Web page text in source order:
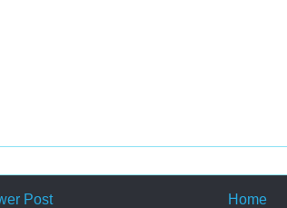
Post Home